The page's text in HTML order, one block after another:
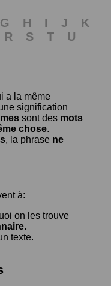
G H I J
K
R S T
U
a la même
signification
sont des mots
chose.
, la phrase ne
à:
on les trouve
texte.